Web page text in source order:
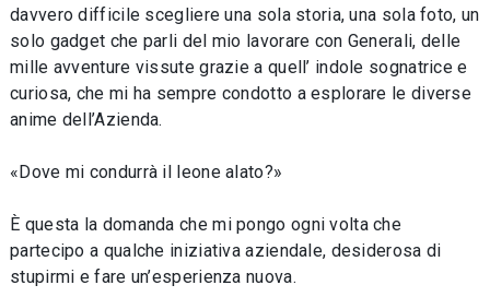
davvero difficile scegliere una sola storia, una sola foto, un
solo gadget che parli del mio lavorare con Generali, delle
mille avventure vissute grazie a quell’ indole sognatrice e
curiosa, che mi ha sempre condotto a esplorare le diverse
anime dell’Azienda.
«Dove mi condurrà il leone alato?»
È questa la domanda che mi pongo ogni volta che
partecipo a qualche iniziativa aziendale, desiderosa di
stupirmi e fare un’esperienza nuova.